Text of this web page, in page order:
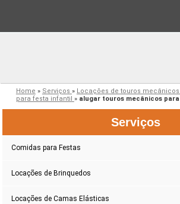
Home » Serviços » Locações de touros mecânicos
para festa infantil » alugar touros mecânicos
Serviços
Comidas para Festas
Locações de Brinquedos
Locações de Camas Elásticas